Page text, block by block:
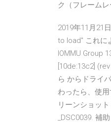
ク（フレーム
2019年11月21
to load" これに
IOMMU Group
[10de:13c2]
ら からドライ
わったら、使
リーンショッ
_DSC0039. 補